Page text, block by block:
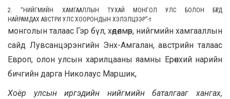
2. “НИЙГМИЙН ХАМГААЛЛЫН ТУХАЙ МОНГОЛ УЛС БОЛОН БҮГД
НАЙРАМДАХ АВСТРИ УЛС ХООРОНДЫН ХЭЛЭЛЦЭЭР”-т
монголын талаас Гэр бүл, хөдөлмөр, нийгмийн хамгааллын
сайд Лувсанцэрэнгийн Энх-Амгалан, австрийн талаас
Европ, олон улсын харилцааны яамны Ерөнхий нарийн
бичгийн дарга Николаус Маршик,
Хоёр улсын иргэдийн нийгмийн баталгааг хангах,